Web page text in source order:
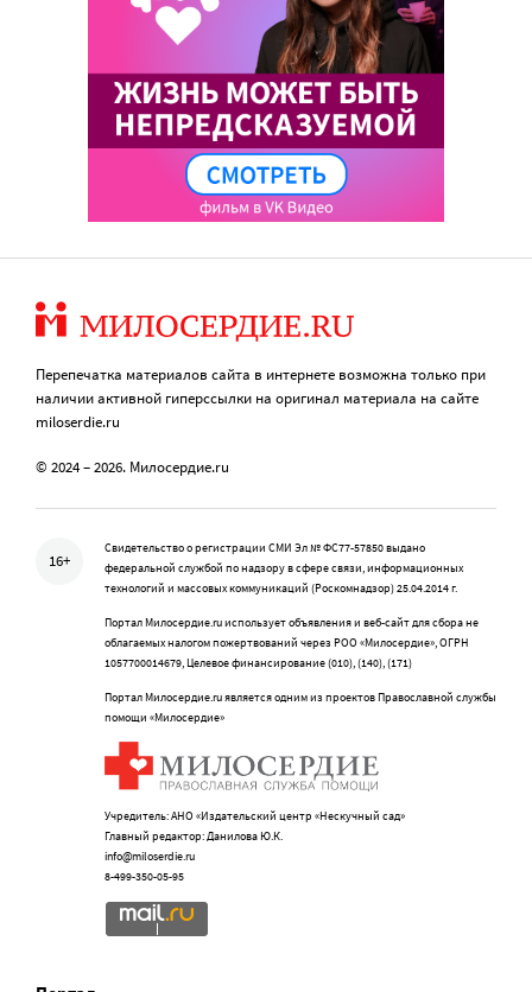
Перепечатка материалов сайта в интернете возможна только при
наличии активной гиперссылки на оригинал материала на сайте
miloserdie.ru
© 2024 – 2026. Милосердие.ru
16+
Свидетельство о регистрации СМИ Эл № ФС77-57850 выдано
федеральной службой по надзору в сфере связи, информационных
технологий и массовых коммуникаций (Роскомнадзор) 25.04.2014 г.
Портал Милосердие.ru использует объявления и веб-сайт для сбора не
облагаемых налогом пожертвований через РОО «Милосердие», ОГРН
1057700014679, Целевое финансирование (010), (140), (171)
Портал Милосердие.ru является одним из проектов Православной службы
помощи «Милосердие»
Учредитель: АНО «Издательский центр «Нескучный сад»
Главный редактор: Данилова Ю.К.
info@miloserdie.ru
8-499-350-05-95